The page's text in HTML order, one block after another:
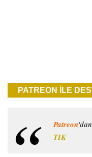
PATREON İLE
Patreon
TIK